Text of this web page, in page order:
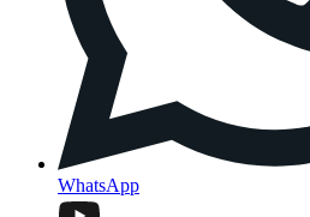
WhatsApp